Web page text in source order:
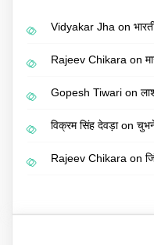
Vidyakar Jha on
Rajeev Chikara on
Gopesh Tiwari on
विक्रम सिंह देवड़ाon
Rajeev Chikara on